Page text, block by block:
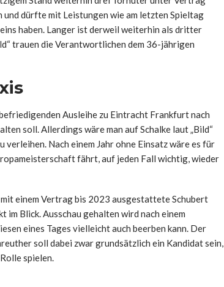
dürfte mit Leistungen wie am letzten Spieltag
haben. Langer ist derweil weiterhin als dritter
trauen die Verantwortlichen dem 36-jährigen
Ausleihe zu Eintracht Frankfurt nach
soll. Allerdings wäre man auf Schalke laut „Bild“
Nach einem Jahr ohne Einsatz wäre es für
fährt, auf jeden Fall wichtig, wieder
einem Vertrag bis 2023 ausgestattete Schubert
im Blick. Ausschau gehalten wird nach einem
eines Tages vielleicht auch beerben kann. Der
soll dabei zwar grundsätzlich ein Kandidat sein,
spielen.